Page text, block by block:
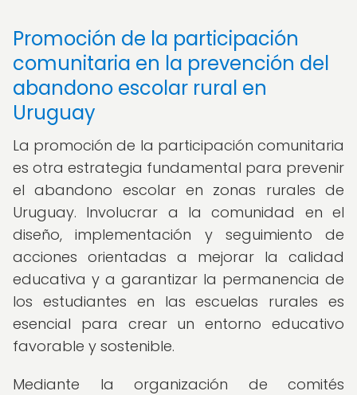
Promoción de la participación
comunitaria en la prevención del
abandono escolar rural en
Uruguay
La promoción de la participación comunitaria
es otra estrategia fundamental para prevenir
el abandono escolar en zonas rurales de
Uruguay. Involucrar a la comunidad en el
diseño, implementación y seguimiento de
acciones orientadas a mejorar la calidad
educativa y a garantizar la permanencia de
los estudiantes en las escuelas rurales es
esencial para crear un entorno educativo
favorable y sostenible.
Mediante la organización de comités